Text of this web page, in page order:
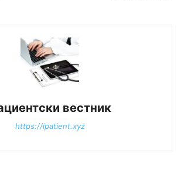
вестник
https://ipatient.xyz